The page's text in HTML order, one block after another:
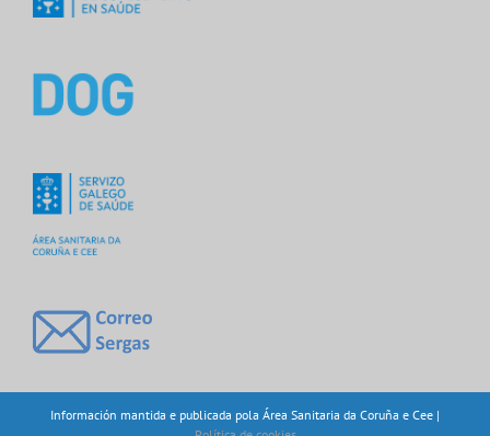
Información mantida e publicada pola Área Sanitaria da Coruña e Cee |